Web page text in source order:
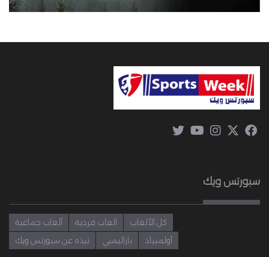
سبورتس ويك
ألعاب جماعية العاب فردية
كل الألعاب
نبذه عن سبورتس ويك
باراليمبي أولمبياد